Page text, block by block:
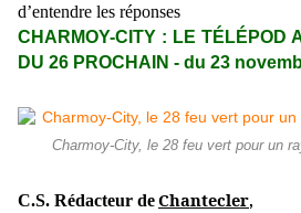
d’entendre les réponses
CHARMOY-CITY : LE TÉLÉPOD
DU 26 PROCHAIN - du 23
Charmoy-City, le 28 feu vert pour un
C.S. Rédacteur deChantecler,